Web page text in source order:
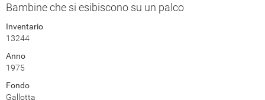
Bambine che si esibiscono su un palco
Inventario
13244
Anno
1975
Fondo
Gallotta